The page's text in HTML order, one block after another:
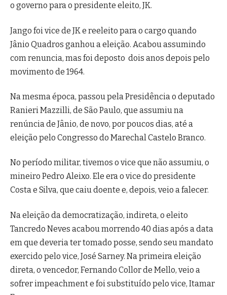
o governo para o presidente eleito, JK.
Jango foi vice de JK e reeleito para o cargo quando
Jânio Quadros ganhou a eleição. Acabou assumindo
com renuncia, mas foi deposto dois anos depois pelo
movimento de 1964.
Na mesma época, passou pela Presidência o deputado
Ranieri Mazzilli, de São Paulo, que assumiu na
renúncia de Jânio, de novo, por poucos dias, até a
eleição pelo Congresso do Marechal Castelo Branco.
No período militar, tivemos o vice que não assumiu, o
mineiro Pedro Aleixo. Ele era o vice do presidente
Costa e Silva, que caiu doente e, depois, veio a falecer.
Na eleição da democratização, indireta, o eleito
Tancredo Neves acabou morrendo 40 dias após a data
em que deveria ter tomado posse, sendo seu mandato
exercido pelo vice, José Sarney. Na primeira eleição
direta, o vencedor, Fernando Collor de Mello, veio a
sofrer impeachment e foi substituído pelo vice, Itamar